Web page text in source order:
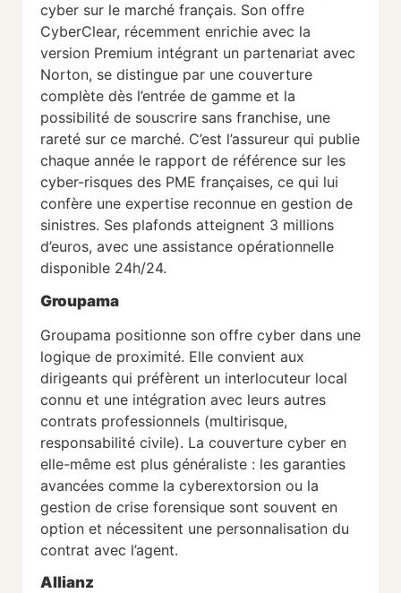
cyber sur le marché français. Son offre
CyberClear, récemment enrichie avec la
version Premium intégrant un partenariat avec
Norton, se distingue par une couverture
complète dès l’entrée de gamme et la
possibilité de souscrire sans franchise, une
rareté sur ce marché. C’est l’assureur qui publie
chaque année le rapport de référence sur les
cyber-risques des PME françaises, ce qui lui
confère une expertise reconnue en gestion de
sinistres. Ses plafonds atteignent 3 millions
d’euros, avec une assistance opérationnelle
disponible 24h/24.
Groupama
Groupama positionne son offre cyber dans une
logique de proximité. Elle convient aux
dirigeants qui préfèrent un interlocuteur local
connu et une intégration avec leurs autres
contrats professionnels (multirisque,
responsabilité civile). La couverture cyber en
elle-même est plus généraliste : les garanties
avancées comme la cyberextorsion ou la
gestion de crise forensique sont souvent en
option et nécessitent une personnalisation du
contrat avec l’agent.
Allianz